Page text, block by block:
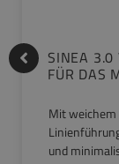
SINEA
FÜR DAS
Mit
und